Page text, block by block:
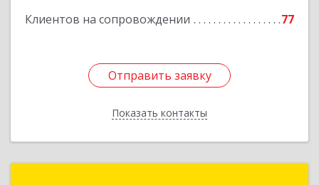
Клиентов на сопровождении 77
Отправить заявку
Показать контакты
Отправить заявку
Назад